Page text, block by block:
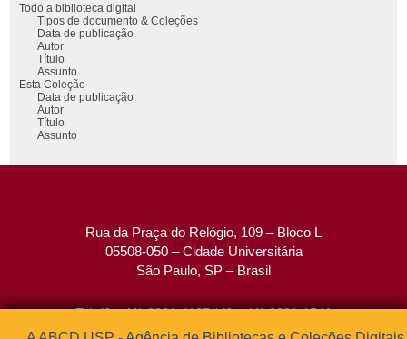
Todo a biblioteca digital
Tipos de documento & Coleções
Data de publicação
Autor
Título
Assunto
Esta Coleção
Data de publicação
Autor
Título
Assunto
Rua da Praça do Relógio, 109 – Bloco L
05508-050 – Cidade Universitária
São Paulo, SP – Brasil
Tel: (0xx11) 3091-4195 / (0xx11) 3091-1541
Fax: (0xx11) 3091-1567